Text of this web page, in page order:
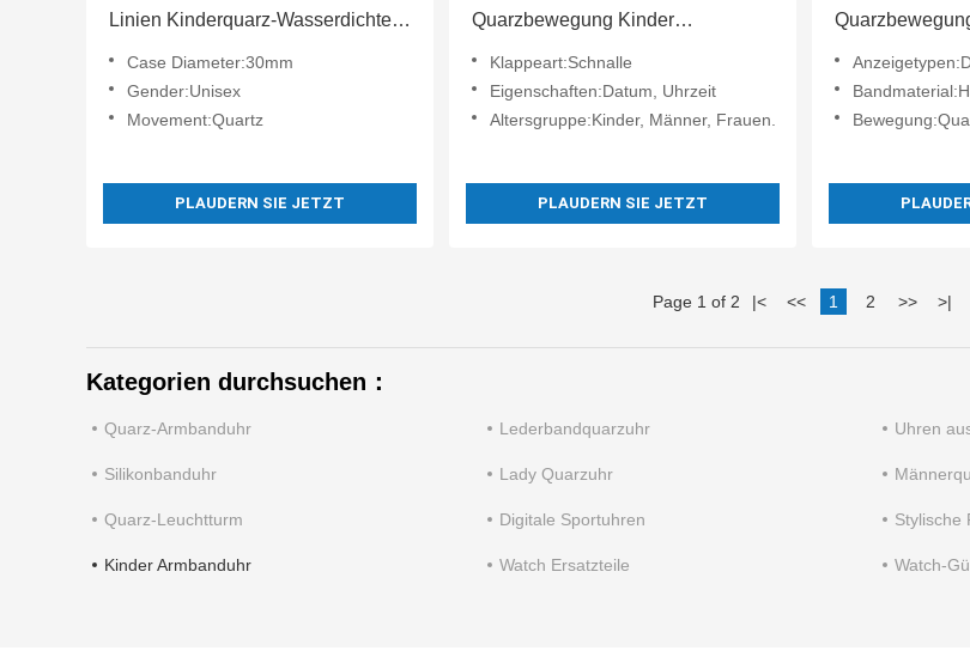
Linien Kinderquarz-Wasserdichte
Geschenke
Case Diameter:30mm
Gender:Unisex
Movement:Quartz
PLAUDERN SIE JETZT
Quarzbewegung Kinder
Klappeart:Schnalle
Eigenschaften:Datum, Uhrzeit
Altersgruppe:Kinder, Männer, Frauen.
PLAUDERN SIE JETZT
Page 1 of 2 |< << 1 2 >> >|
Kategorien durchsuchen：
Quarz-Armbanduhr Lederbandquarzuhr Uhren
Silikonbanduhr Lady Quarzuhr
Quarz-Leuchtturm Digitale Sportuhren Stylische
Kinder Armbanduhr Watch Ersatzteile Watch-